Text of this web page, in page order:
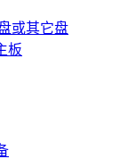
或其它盘
板